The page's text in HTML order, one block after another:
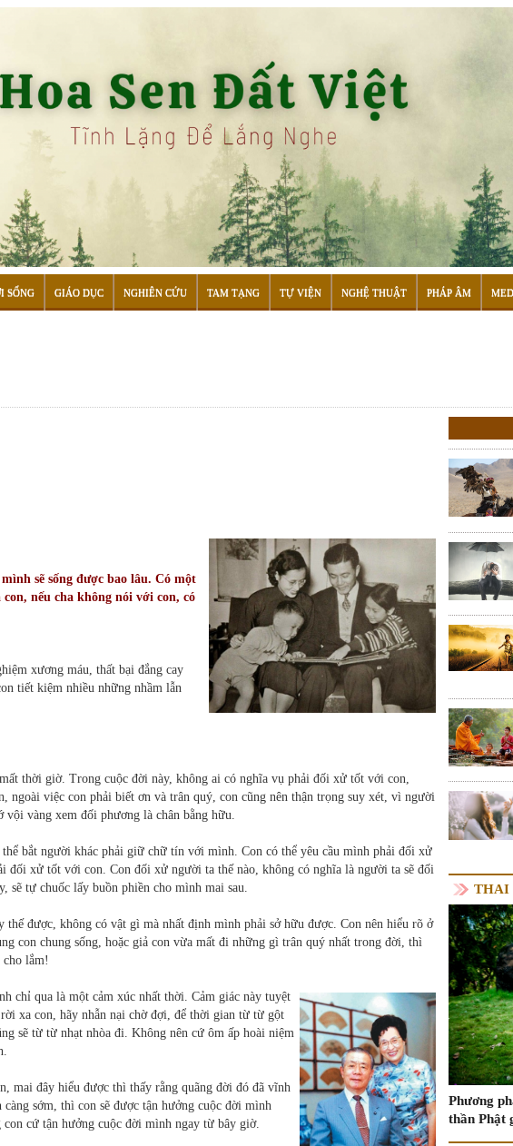
SỐNG GIÁO DỤC NGHIÊN CỨU TAM TẠNG TỰ VIỆN NGHỆ THUẬT PHÁP ÂM
sẽ sống được bao lâu. Có một
nếu cha không nói với con, có
xương máu, thất bại đắng cay
tiết kiệm nhiều những nhầm lẫn
thời giờ. Trong cuộc đời này, không ai có nghĩa vụ phải đối xử tốt với con,
ngoài việc con phải biết ơn và trân quý, con cũng nên thận trọng suy xét, vì người
vàng xem đối phương là chân bằng hữu.
bắt người khác phải giữ chữ tín với mình. Con có thể yêu cầu mình phải đối xử
xử tốt với con. Con đối xử người ta thế nào, không có nghĩa là người ta sẽ đối
sẽ tự chuốc lấy buồn phiền cho mình mai sau.
được, không có vật gì mà nhất định mình phải sở hữu được. Con nên hiểu rõ ở
con chung sống, hoặc giả con vừa mất đi những gì trân quý nhất trong đời, thì
lắm!
chỉ qua là một cảm xúc nhất thời. Cảm giác này tuyệt
xa con, hãy nhẫn nại chờ đợi, để thời gian từ từ gột
sẽ từ từ nhạt nhòa đi. Không nên cứ ôm ấp hoài niệm
mai đây hiểu được thì thấy rằng quãng đời đó đã vĩnh
sớm, thì con sẽ được tận hưởng cuộc đời mình
cứ tận hưởng cuộc đời mình ngay từ bây giờ.
THAI
Phương
thần Phật